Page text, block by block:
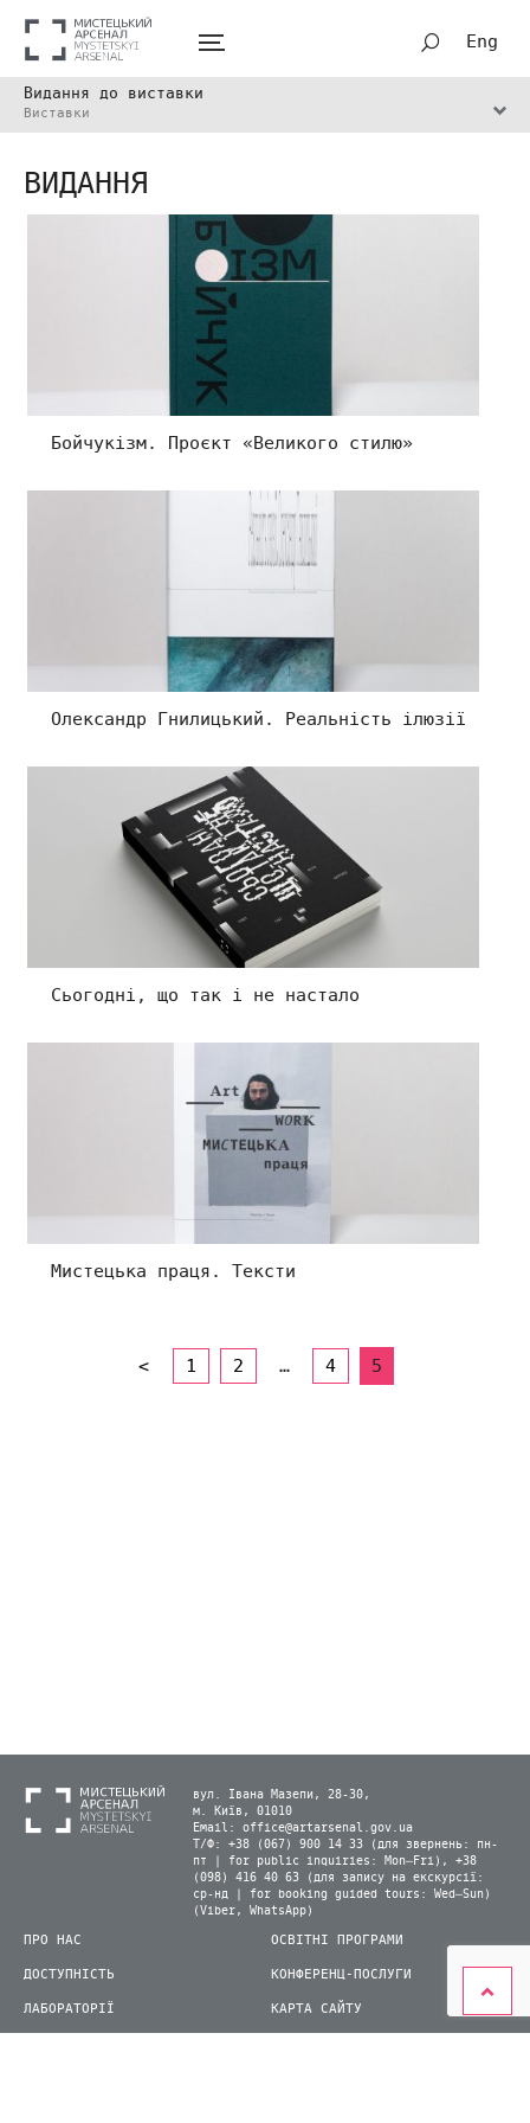
Eng
Видання до виставки
Виставки
ВИДАННЯ
Бойчукізм. Проєкт «Великого стилю»
Олександр Гнилицький. Реальність ілюзії
Сьогодні, що так і не настало
Мистецька праця. Тексти
< 1 2 … 4 5
вул. Івана Мазепи, 28-30,
м. Київ, 01010
Email: office@artarsenal.gov.ua
Т/Ф: +38 (067) 900 14 33 (для звернень: пн-
пт | for public inquiries: Mon–Fri), +38
(098) 416 40 63 (для запису на екскурсії:
ср-нд | for booking guided tours: Wed–Sun)
(Viber, WhatsApp)
ПРО НАС
ДОСТУПНІСТЬ
ЛАБОРАТОРІЇ
ОСВІТНІ ПРОГРАМИ
КОНФЕРЕНЦ-ПОСЛУГИ
КАРТА САЙТУ